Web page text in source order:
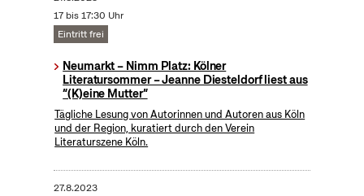
17 bis 17:30 Uhr
Eintritt frei
Neumarkt – Nimm Platz: Kölner
Literatursommer – Jeanne Diesteldorf liest aus
“(K)eine Mutter”
Tägliche Lesung von Autorinnen und Autoren aus Köln
und der Region, kuratiert durch den Verein
Literaturszene Köln.
27.8.2023